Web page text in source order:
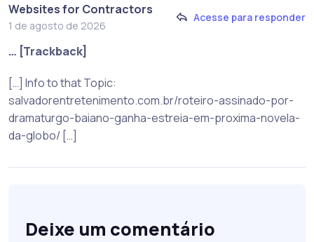
Websites for Contractors
1 de agosto de 2026
Acesse para responder
… [Trackback]
[…] Info to that Topic:
salvadorentretenimento.com.br/roteiro-assinado-por-
dramaturgo-baiano-ganha-estreia-em-proxima-novela-
da-globo/ […]
Deixe um comentário